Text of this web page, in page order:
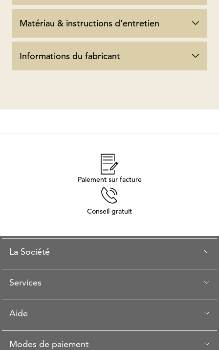
Matériau & instructions d'entretien
Informations du fabricant
Paiement sur facture
Conseil gratuit
La Société
Services
Aide
Modes de paiement